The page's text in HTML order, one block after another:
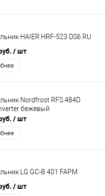
HAIER HRF-523 DS6 RU
/ шт
Nordfrost RFS 484D
бежевый
/ шт
LG GC-B 401 FAPM
/ шт